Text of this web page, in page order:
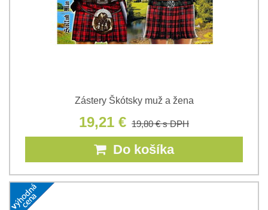
Zástery Škótsky muž a žena
19,21 € 19,80 €s DPH
Do košíka